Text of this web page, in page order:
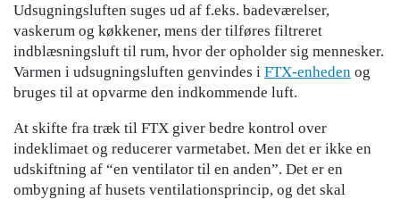
Udsugningsluften suges ud af f.eks. badeværelser,
vaskerum og køkkener, mens der tilføres filtreret
indblæsningsluft til rum, hvor der opholder sig mennesker.
Varmen i udsugningsluften genvindes i FTX-enheden og
bruges til at opvarme den indkommende luft.
At skifte fra træk til FTX giver bedre kontrol over
indeklimaet og reducerer varmetabet. Men det er ikke en
udskiftning af “en ventilator til en anden”. Det er en
ombygning af husets ventilationsprincip, og det skal